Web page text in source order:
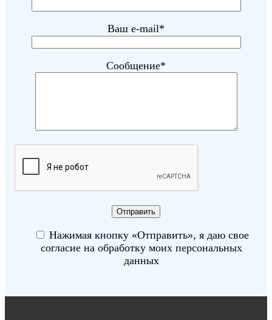
Ваш e-mail*
Сообщение*
Нажимая кнопку «Отправить», я даю свое
согласие на обработку моих персональных
данных